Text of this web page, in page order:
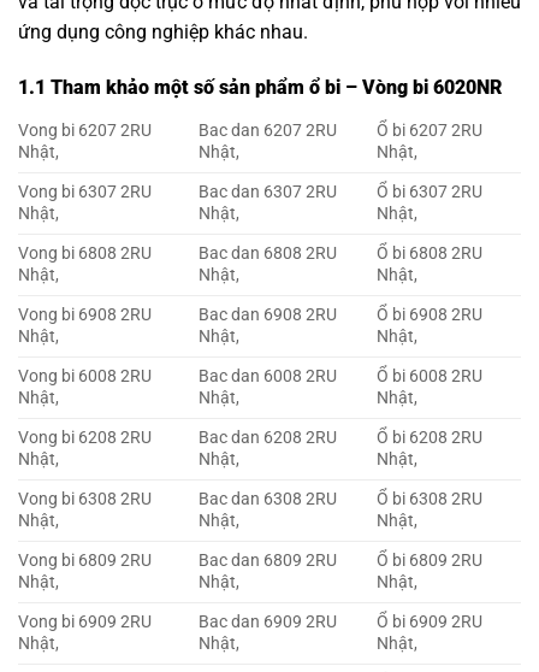
ứng dụng công nghiệp khác nhau.
1.1 Tham khảo một số sản phẩm ổ bi – Vòng bi 6020NR
Vong bi 6207 2RU
Nhật,
Bac dan 6207 2RU
Nhật,
Ổ bi 6207 2RU
Nhật,
Vong bi 6307 2RU
Nhật,
Bac dan 6307 2RU
Nhật,
Ổ bi 6307 2RU
Nhật,
Vong bi 6808 2RU
Nhật,
Bac dan 6808 2RU
Nhật,
Ổ bi 6808 2RU
Nhật,
Vong bi 6908 2RU
Nhật,
Bac dan 6908 2RU
Nhật,
Ổ bi 6908 2RU
Nhật,
Vong bi 6008 2RU
Nhật,
Bac dan 6008 2RU
Nhật,
Ổ bi 6008 2RU
Nhật,
Vong bi 6208 2RU
Nhật,
Bac dan 6208 2RU
Nhật,
Ổ bi 6208 2RU
Nhật,
Vong bi 6308 2RU
Nhật,
Bac dan 6308 2RU
Nhật,
Ổ bi 6308 2RU
Nhật,
Vong bi 6809 2RU
Nhật,
Bac dan 6809 2RU
Nhật,
Ổ bi 6809 2RU
Nhật,
Vong bi 6909 2RU
Nhật,
Bac dan 6909 2RU
Nhật,
Ổ bi 6909 2RU
Nhật,